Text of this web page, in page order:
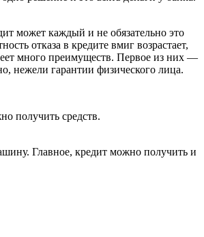
может каждый и не обязательно это
отказа в кредите вмиг возрастает,
много преимуществ. Первое из них —
нежели гарантии физического лица.
получить средств.
Главное, кредит можно получить и